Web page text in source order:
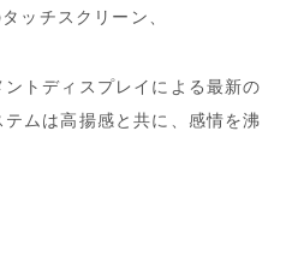
ッチスクリーン、
トディスプレイによる最新の
ムは高揚感と共に、感情を沸